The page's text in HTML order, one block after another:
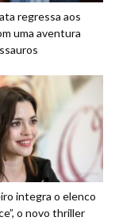
regressa aos
uma aventura
integra o elenco
o novo thriller